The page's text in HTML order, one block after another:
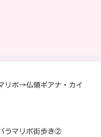
リボ→仏領ギアナ・カイ
ラマリボ街歩き②